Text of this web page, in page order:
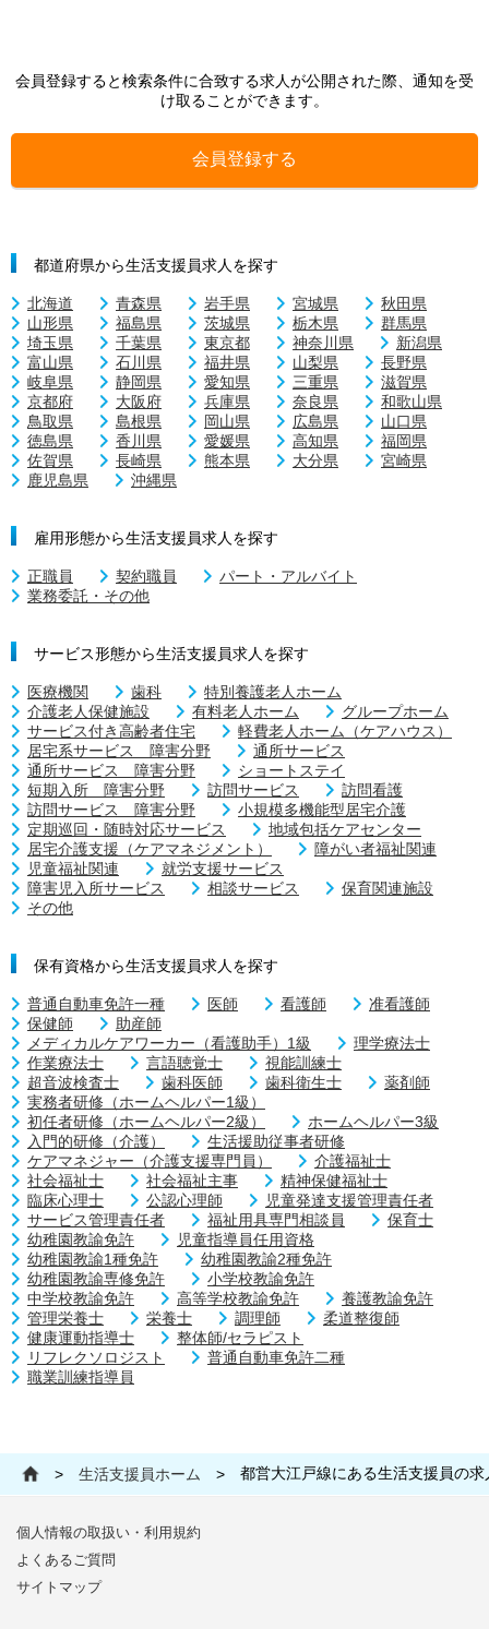
会員登録すると検索条件に合致する求人が公開された際、通知を受
け取ることができます。
会員登録する
都道府県から生活支援員求人を探す
北海道 青森県 岩手県 宮城県
秋田県
山形県
福島県 茨城県 栃木県
群馬県
埼玉県
千葉県 東京都 神奈川県
新潟県
富山県
石川県 福井県 山梨県
長野県
岐阜県
静岡県 愛知県 三重県
滋賀県
京都府
大阪府 兵庫県 奈良県
和歌山県
鳥取県
島根県 岡山県 広島県
山口県
徳島県
香川県 愛媛県 高知県
福岡県
佐賀県
長崎県 熊本県 大分県
宮崎県
鹿児島県
沖縄県
雇用形態から生活支援員求人を探す
正職員 契約職員
パート・アルバイト
業務委託・その他
サービス形態から生活支援員求人を探す
医療機関 歯科
特別養護老人ホーム
介護老人保健施設
有料老人ホーム
グループホーム
サービス付き高齢者住宅
軽費老人ホーム（ケアハウス）
居宅系サービス 障害分野
通所サービス
通所サービス 障害分野
ショートステイ
短期入所 障害分野
訪問サービス
訪問看護
訪問サービス 障害分野
小規模多機能型居宅介護
定期巡回・随時対応サービス
地域包括ケアセンター
居宅介護支援（ケアマネジメント）
障がい者福祉関連
児童福祉関連
就労支援サービス
障害児入所サービス
相談サービス
保育関連施設
その他
保有資格から生活支援員求人を探す
普通自動車免許一種 医師 看護師
准看護師
保健師
助産師
メディカルケアワーカー（看護助手）1級
理学療法士
作業療法士
言語聴覚士
視能訓練士
超音波検査士
歯科医師 歯科衛生士
薬剤師
実務者研修（ホームヘルパー1級）
初任者研修（ホームヘルパー2級）
ホームヘルパー3級
入門的研修（介護）
生活援助従事者研修
ケアマネジャー（介護支援専門員）
介護福祉士
社会福祉士
社会福祉主事
精神保健福祉士
臨床心理士
公認心理師
児童発達支援管理責任者
サービス管理責任者
福祉用具専門相談員
保育士
幼稚園教諭免許
児童指導員任用資格
幼稚園教諭1種免許
幼稚園教諭2種免許
幼稚園教諭専修免許
小学校教諭免許
中学校教諭免許
高等学校教諭免許
養護教諭免許
管理栄養士
栄養士 調理師
柔道整復師
健康運動指導士
整体師/セラピスト
リフレクソロジスト
普通自動車免許二種
職業訓練指導員
> 生活支援員ホーム > 都営大江戸線にある生活支援員の求
個人情報の取扱い・利用規約
よくあるご質問
サイトマップ